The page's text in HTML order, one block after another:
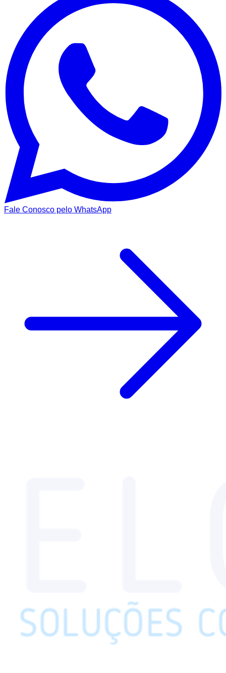
Fale Conosco pelo WhatsApp